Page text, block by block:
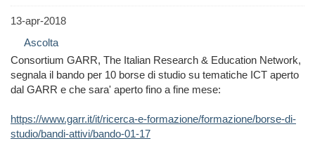
13-apr-2018
Ascolta
Consortium GARR, The Italian Research & Education Network,
segnala il bando per 10 borse di studio su tematiche ICT aperto
dal GARR e che sara' aperto fino a fine mese:
https://www.garr.it/it/ricerca-e-formazione/formazione/borse-di-
studio/bandi-attivi/bando-01-17